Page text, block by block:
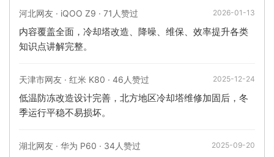
河北网友 · iQOO Z9 · 71人赞过 2026-01-13
内容覆盖全面，冷却塔改造、降噪、维保、效率提升各类
知识点讲解完整。
天津市网友 · 红米 K80 · 46人赞过 2025-12-24
低温防冻改造设计完善，北方地区冷却塔维修加固后，冬
季运行平稳不易损坏。
湖北网友 · 华为 P60 · 34人赞过 2025-09-20